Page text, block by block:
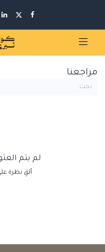
مراجعنا
لم يتم
ألقِ نظرة